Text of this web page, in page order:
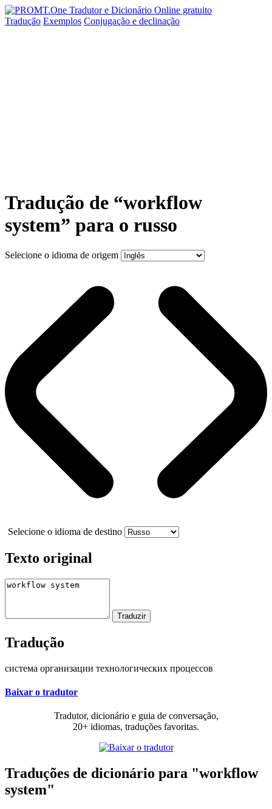
Tradução Exemplos Conjugação e declinação
Tradução de “workflow
system” para o russo
Selecione o idioma de origem
Selecione o idioma de destino
Texto original
Tradução
система организации технологических процессов
Baixar o tradutor
Tradutor, dicionário e guia de conversação,
20+ idiomas, traduções favoritas.
Traduções de dicionário para "workflow
system"